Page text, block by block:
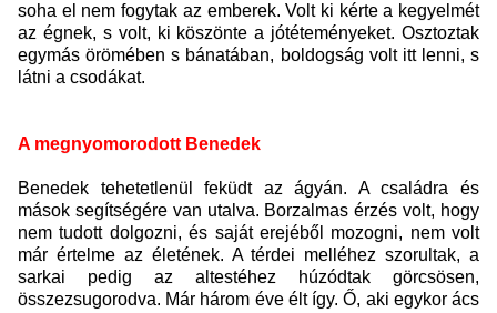
soha el nem fogytak az emberek. Volt ki kérte a kegyelmét
az égnek, s volt, ki köszönte a jótéteményeket. Osztoztak
egymás örömében s bánatában, boldogság volt itt lenni, s
látni a csodákat.
A megnyomorodott Benedek
Benedek tehetetlenül feküdt az ágyán. A családra és
mások segítségére van utalva. Borzalmas érzés volt, hogy
nem tudott dolgozni, és saját erejéből mozogni, nem volt
már értelme az életének. A térdei melléhez szorultak, a
sarkai pedig az altestéhez húzódtak görcsösen,
összezsugorodva. Már három éve élt így. Ő, aki egykor ács